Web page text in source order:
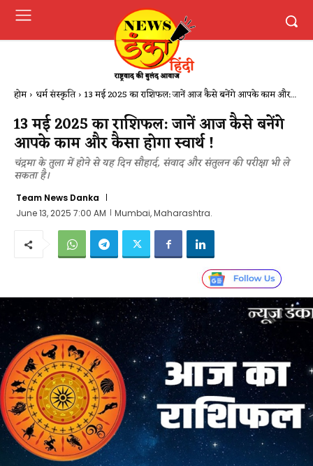
होम धर्म संस्कृति 13 मई 2025 का राशिफल: जानें आज कैसे बनेंगे आपके काम और...
13 मई 2025 का राशिफल: जानें आज कैसे बनेंगे
आपके काम और कैसा होगा स्वार्थ !
चंद्रमा के तुला में होने से यह दिन सौहार्द, संवाद और संतुलन की परीक्षा भी ले
सकता है।
Team News Danka
June 13, 2025 7:00 AM
Mumbai, Maharashtra.